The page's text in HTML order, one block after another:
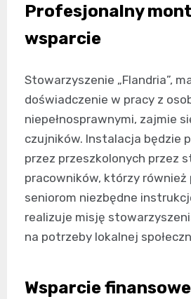
Profesjonalny
wsparcie
Stowarzyszenie „Flandria”,
doświadczenie w pracy z
niepełnosprawnymi, zajmie
czujników. Instalacja będzie
przez przeszkolonych przez
pracowników, którzy również
seniorom niezbędne
realizuje misję
na potrzeby lokalnej
Wsparcie